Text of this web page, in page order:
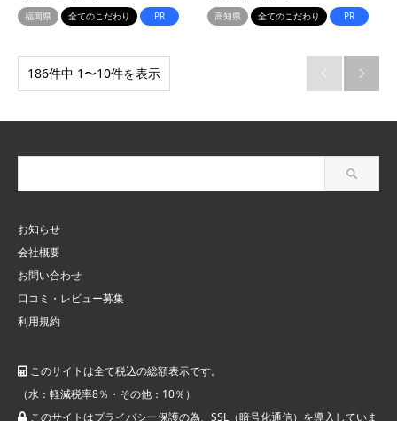
福岡県 全てのこだわり PR 高知県 全てのこだわり PR
186件中 1〜10件を表示  
お知らせ
会社概要
お問い合わせ
口コミ・レビュー募集
利用規約
このサイトは全て税込の総額表示です。
（水：軽減税率8％・その他：10％）
このサイトはプライバシー保護の為、SSL（暗号化通信）を導入していま